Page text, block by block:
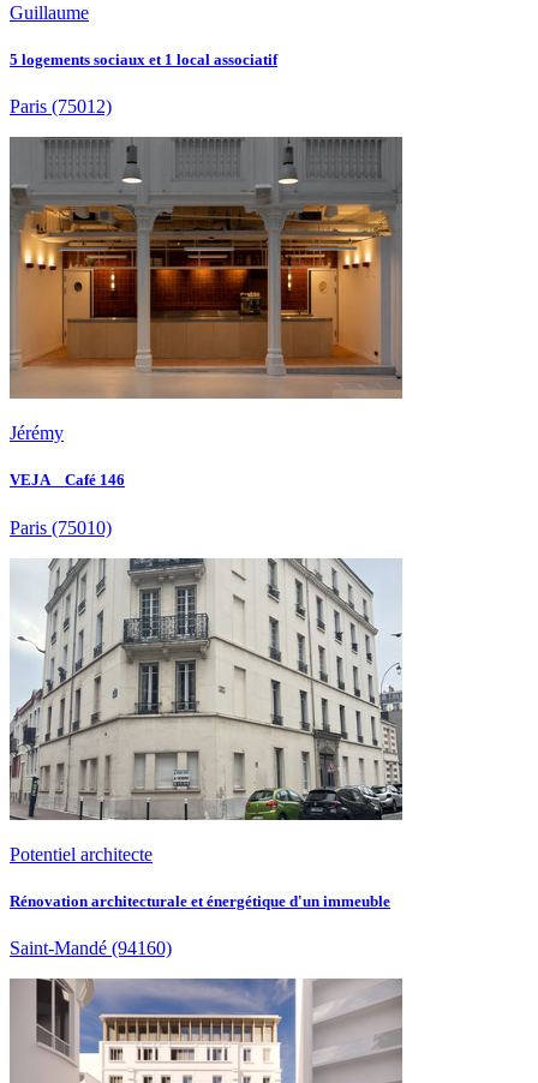
Guillaume
5 logements sociaux et 1 local associatif
Paris (75012)
Jérémy
VEJA _ Café 146
Paris (75010)
Potentiel architecte
Rénovation architecturale et énergétique d'un immeuble
Saint-Mandé (94160)